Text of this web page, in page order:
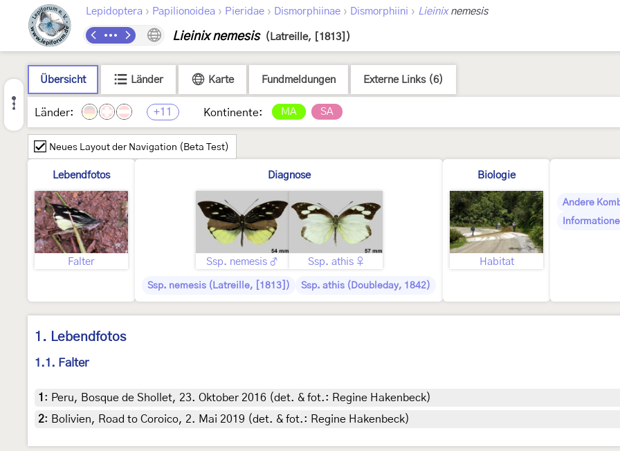
Lepidoptera › Papilionoidea › Pieridae › Dismorphiinae › Dismorphiini › Lieinixnemesis
Lieinix nemesis (Latreille, [1813])
Übersicht Länder Karte Fundmeldungen Externe Links (6)
Länder: +11 Kontinente: MA SA
Neues Layout der Navigation (Beta Test)
Lebendfotos
Falter
Diagnose
Ssp. nemesis ♂ Ssp. athis ♀
Ssp. nemesis (Latreille, [1813]) Ssp. athis (Doubleday, 1842)
Biologie
Habitat
Andere
1. Lebendfotos
1.1. Falter
1 : Peru, Bosque de Shollet, 23. Oktober 2016 (det. & fot.: Regine Hakenbeck)
2: Bolivien, Road to Coroico, 2. Mai 2019 (det. & fot.: Regine Hakenbeck)